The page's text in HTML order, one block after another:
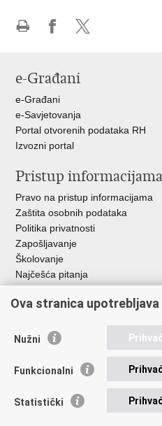
Facebooku
X-
e-Građani
e-Građani
e-Savjetovanja
Portal otvorenih podataka RH
Izvozni portal
Pristup informacijama
Pravo na pristup informacijama
Zaštita osobnih podataka
Politika privatnosti
Zapošljavanje
Školovanje
Najčešća pitanja
Važne poveznice
EMN Nacionalna kontaktna
Policijska akademija
Zaklada policijske solidarnosti
Ova stranica
Nužni
Funkcionalni
Statistički